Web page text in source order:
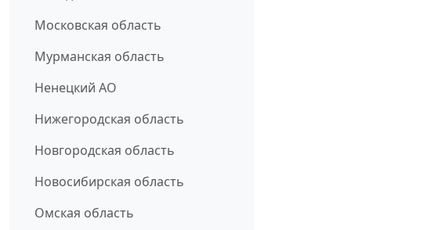
Московская область
Мурманская область
Ненецкий АО
Нижегородская область
Новгородская область
Новосибирская область
Омская область